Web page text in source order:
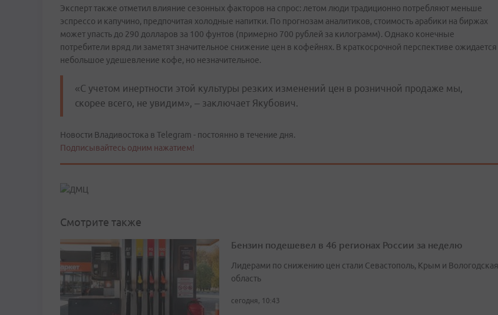
Эксперт также отметил влияние сезонных факторов на спрос: летом люди традиционно потребляют меньше
эспрессо и капучино, предпочитая холодные напитки. По прогнозам аналитиков, стоимость арабики на биржах
может упасть до 290 долларов за 100 фунтов (примерно 700 рублей за килограмм). Однако конечные
потребители вряд ли заметят значительное снижение цен в кофейнях. В краткосрочной перспективе ожидается
небольшое удешевление кофе, но незначительное.
«С учетом инертности этой культуры резких изменений цен в розничной продаже мы,
скорее всего, не увидим», – заключает Якубович.
Новости Владивостока в Telegram - постоянно в течение дня.
Подписывайтесь одним нажатием!
Смотрите также
Бензин подешевел в 46 регионах России за неделю
Лидерами по снижению цен стали Севастополь, Крым и Вологодская
область
сегодня, 10:43